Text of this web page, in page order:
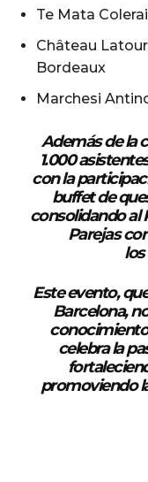
Te Mata
Château
Bordeaux
Marchesi
Además de la
1.000
con la
buffet de
consolidando al
Parejas
los
Este evento,
Barcelona,
celebra la
promoviendo